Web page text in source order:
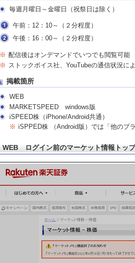
毎週月曜日～金曜日（祝祭日は除く）
午前：12：10～（２分程度）
午後：16：00～（２分程度）
※ 配信後はオンデマンドでいつでも閲覧可能
※ ストックボイス社、YouTubeの通信状況に
掲載箇所
WEB
MARKETSPEED windows版
iSPEED株（iPhone/Android共通）
※ iSPPED株 （Android版）では「他のブ
WEB ログイン前のマーケット情報トッ